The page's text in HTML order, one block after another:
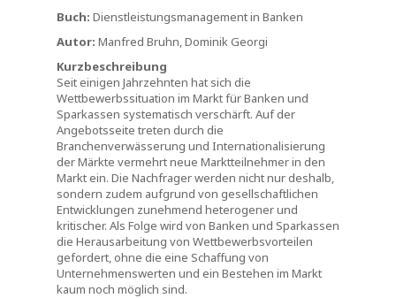
Buch: Dienstleistungsmanagement in Banken
Autor: Manfred Bruhn, Dominik Georgi
Kurzbeschreibung
Seit einigen Jahrzehnten hat sich die
Wettbewerbssituation im Markt für Banken und
Sparkassen systematisch verschärft. Auf der
Angebotsseite treten durch die
Branchenverwässerung und Internationalisierung
der Märkte vermehrt neue Marktteilnehmer in den
Markt ein. Die Nachfrager werden nicht nur deshalb,
sondern zudem aufgrund von gesellschaftlichen
Entwicklungen zunehmend heterogener und
kritischer. Als Folge wird von Banken und Sparkassen
die Herausarbeitung von Wettbewerbsvorteilen
gefordert, ohne die eine Schaffung von
Unternehmenswerten und ein Bestehen im Markt
kaum noch möglich sind.